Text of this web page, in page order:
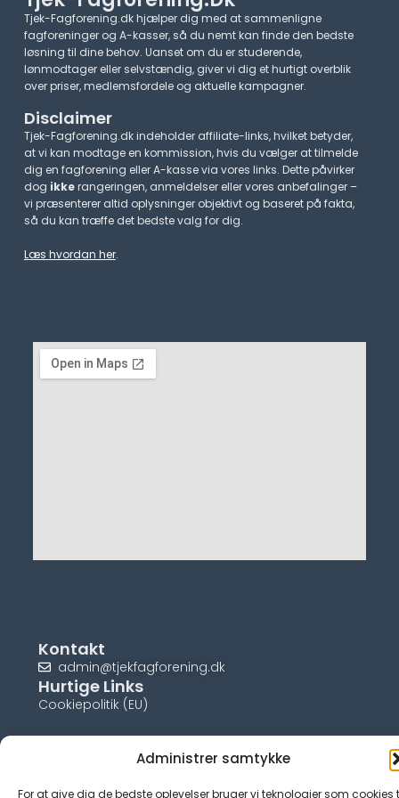
Administrer samtykke
For at give dig de bedste oplevelser bruger vi teknologier som cookies
Tjek-Fagforening.dk hjælper dig med at sammenligne
fagforeninger og A-kasser, så du nemt kan finde den bedste
løsning til dine behov. Uanset om du er studerende,
lønmodtager eller selvstændig, giver vi dig et hurtigt overblik
over priser, medlemsfordele og aktuelle kampagner.​
Disclaimer
Tjek-Fagforening.dk indeholder affiliate-links, hvilket betyder,
at vi kan modtage en kommission, hvis du vælger at tilmelde
dig en fagforening eller A-kasse via vores links. Dette påvirker
dog ikkerangeringen, anmeldelser eller vores anbefalinger –
vi præsenterer altid oplysninger objektivt og baseret på fakta,
så du kan træffe det bedste valg for dig.
Læs hvordan her.
Kontakt
admin@tjekfagforening.dk
Hurtige Links
Cookiepolitik (EU)